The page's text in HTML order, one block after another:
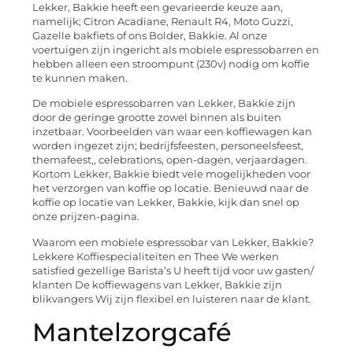
Lekker, Bakkie heeft een gevarieerde keuze aan,
namelijk; Citron Acadiane, Renault R4, Moto Guzzi,
Gazelle bakfiets of ons Bolder, Bakkie. Al onze
voertuigen zijn ingericht als mobiele espressobarren en
hebben alleen een stroompunt (230v) nodig om koffie
te kunnen maken.
De mobiele espressobarren van Lekker, Bakkie zijn
door de geringe grootte zowel binnen als buiten
inzetbaar. Voorbeelden van waar een koffiewagen kan
worden ingezet zijn; bedrijfsfeesten, personeelsfeest,
themafeest,, celebrations, open-dagen, verjaardagen.
Kortom Lekker, Bakkie biedt vele mogelijkheden voor
het verzorgen van koffie op locatie. Benieuwd naar de
koffie op locatie van Lekker, Bakkie, kijk dan snel op
onze prijzen-pagina.
Waarom een mobiele espressobar van Lekker, Bakkie?
Lekkere Koffiespecialiteiten en Thee We werken
satisfied gezellige Barista’s U heeft tijd voor uw gasten/
klanten De koffiewagens van Lekker, Bakkie zijn
blikvangers Wij zijn flexibel en luisteren naar de klant.
Mantelzorgcafé